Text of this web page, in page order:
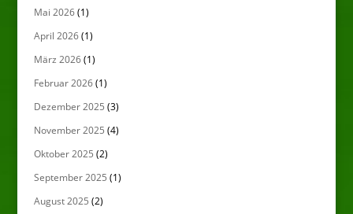
Mai 2026(1)
April 2026(1)
März 2026(1)
Februar 2026(1)
Dezember 2025 (3)
November 2025 (4)
Oktober 2025 (2)
September 2025 (1)
August 2025 (2)